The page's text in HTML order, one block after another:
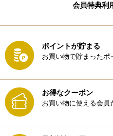
会員特典利
ポイントが貯まる
お買い物で貯まった
お得なクーポン
お買い物に使える会員